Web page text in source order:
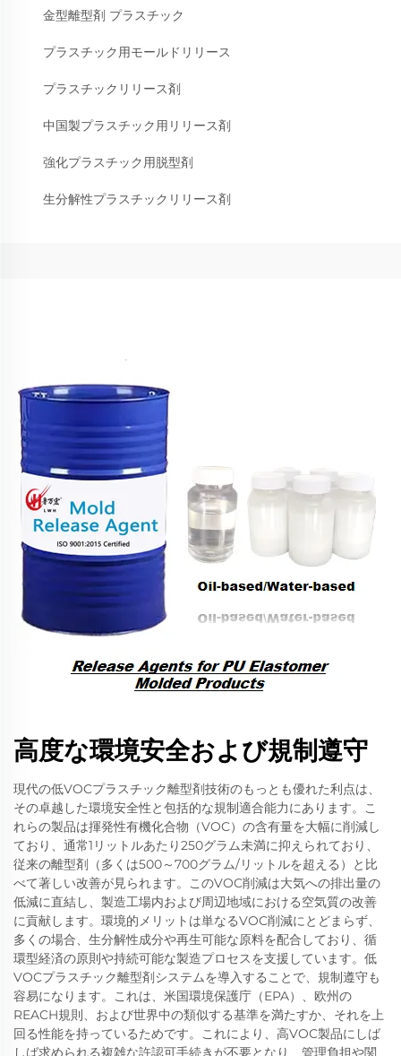
金型離型剤 プラスチック
プラスチック用モールドリリース
プラスチックリリース剤
中国製プラスチック用リリース剤
強化プラスチック用脱型剤
生分解性プラスチックリリース剤
高度な環境安全および規制遵守
現代の低VOCプラスチック離型剤技術のもっとも優れた利点は、
その卓越した環境安全性と包括的な規制適合能力にあります。こ
れらの製品は揮発性有機化合物（VOC）の含有量を大幅に削減し
ており、通常1リットルあたり250グラム未満に抑えられており、
従来の離型剤（多くは500～700グラム/リットルを超える）と比
べて著しい改善が見られます。このVOC削減は大気への排出量の
低減に直結し、製造工場内および周辺地域における空気質の改善
に貢献します。環境的メリットは単なるVOC削減にとどまらず、
多くの場合、生分解性成分や再生可能な原料を配合しており、循
環型経済の原則や持続可能な製造プロセスを支援しています。低
VOCプラスチック離型剤システムを導入することで、規制遵守も
容易になります。これは、米国環境保護庁（EPA）、欧州の
REACH規則、および世界中の類似する基準を満たすか、それを上
回る性能を持っているためです。これにより、高VOC製品にしば
しば求められる複雑な許認可手続きが不要となり、管理負担や関